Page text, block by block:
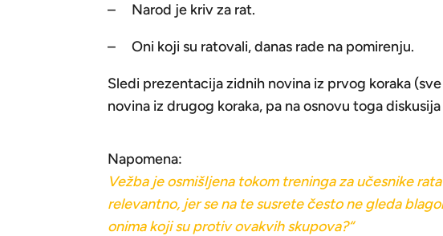
– Narod je kriv za rat.
– Oni koji su ratovali, danas rade na pomirenju.
Sledi prezentacija zidnih novina iz prvog koraka
novina iz drugog koraka, pa na osnovu toga
Napomena:
Vežba je osmišljena tokom treninga za učesnike
relevantno, jer se na te susrete često ne gleda
onima koji su protiv ovakvih skupova?“